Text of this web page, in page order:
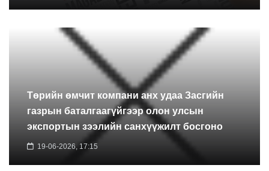
Төрийн өмчит компани анх удаа Засгийн
газрын баталгаагүйгээр олон улсын
экспортын зээлийн санхүүжилт босгоно
19-06-2026, 17:15